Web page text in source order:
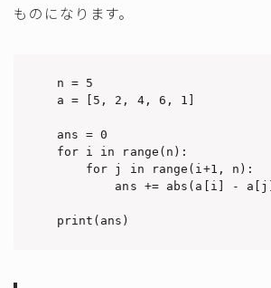
ものになります。
n = 5
a = [5, 2, 4, 6, 1]
ans = 0
for i in range(n):
    for j in range(i+1, n):
ans += abs(a[i] -
print(ans)